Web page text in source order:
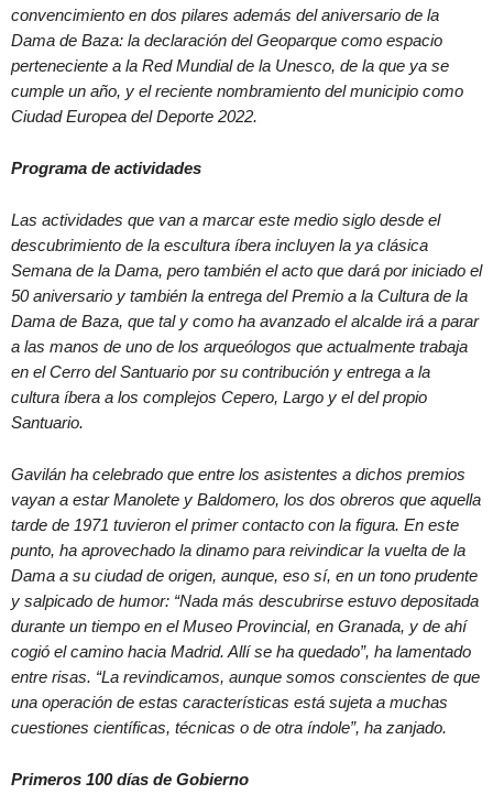
convencimiento en dos pilares además del aniversario de la
Dama de Baza: la declaración del Geoparque como espacio
perteneciente a la Red Mundial de la Unesco, de la que ya se
cumple un año, y el reciente nombramiento del municipio como
Ciudad Europea del Deporte 2022.
Programa de actividades
Las actividades que van a marcar este medio siglo desde el
descubrimiento de la escultura íbera incluyen la ya clásica
Semana de la Dama, pero también el acto que dará por iniciado el
50 aniversario y también la entrega del Premio a la Cultura de la
Dama de Baza, que tal y como ha avanzado el alcalde irá a parar
a las manos de uno de los arqueólogos que actualmente trabaja
en el Cerro del Santuario por su contribución y entrega a la
cultura íbera a los complejos Cepero, Largo y el del propio
Santuario.
Gavilán ha celebrado que entre los asistentes a dichos premios
vayan a estar Manolete y Baldomero, los dos obreros que aquella
tarde de 1971 tuvieron el primer contacto con la figura. En este
punto, ha aprovechado la dinamo para reivindicar la vuelta de la
Dama a su ciudad de origen, aunque, eso sí, en un tono prudente
y salpicado de humor: “Nada más descubrirse estuvo depositada
durante un tiempo en el Museo Provincial, en Granada, y de ahí
cogió el camino hacia Madrid. Allí se ha quedado”, ha lamentado
entre risas. “La revindicamos, aunque somos conscientes de que
una operación de estas características está sujeta a muchas
cuestiones científicas, técnicas o de otra índole”, ha zanjado.
Primeros 100 días de Gobierno